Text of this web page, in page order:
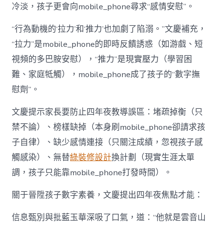
冷淡，孩子更會向mobile_phone尋求“感情安慰”。
“行為動機的‘拉力’和‘推力’也加劇了陷溺。”文慶補充，
“拉力”是mobile_phone的即時反饋誘惑（如游戲、短
視頻的多巴胺安慰），“推力”是現實壓力（學習困
難、家庭牴觸），mobile_phone成了孩子的“數字撫
慰劑”。
文慶提示家長要防止四年夜教導誤區：堵疏掉衡（只
禁不論）、榜樣缺掉（本身刷mobile_phone卻請求孩
子自律）、缺少感情連接（只關注成績，忽視孩子感
觸感染）、無替綠裝修設計換計劃（現實生涯太單
調，孩子只能靠mobile_phone打發時間）。
關于晉陞孩子數字素養，文慶提出四年夜焦點才能：
信息甄別與批藍玉華深吸了口氣，道：“他就是雲音山